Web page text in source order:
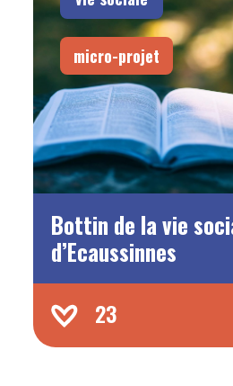
micro-projet
Bottin de la vie
d’Ecaussinnes
23